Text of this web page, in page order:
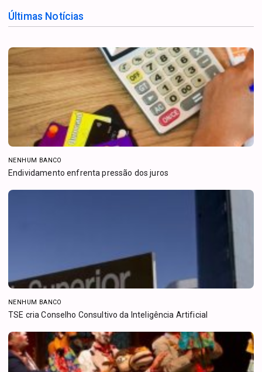
Últimas Notícias
NENHUM BANCO
Endividamento enfrenta pressão dos juros
NENHUM BANCO
TSE cria Conselho Consultivo da Inteligência Artificial